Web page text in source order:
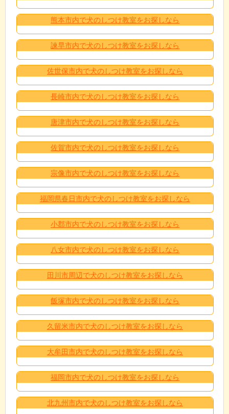
熊本市内で犬のしつけ教室をお探しなら
諫早市内で犬のしつけ教室をお探しなら
佐世保市内で犬のしつけ教室をお探しなら
長崎市内で犬のしつけ教室をお探しなら
唐津市内で犬のしつけ教室をお探しなら
佐賀市内で犬のしつけ教室をお探しなら
宗像市内で犬のしつけ教室をお探しなら
福岡県春日市内で犬のしつけ教室をお探しなら
小郡市内で犬のしつけ教室をお探しなら
八女市内で犬のしつけ教室をお探しなら
田川市周辺で犬のしつけ教室をお探しなら
飯塚市内で犬のしつけ教室をお探しなら
久留米市内で犬のしつけ教室をお探しなら
大牟田市内で犬のしつけ教室をお探しなら
福岡市内で犬のしつけ教室をお探しなら
北九州市内で犬のしつけ教室をお探しなら